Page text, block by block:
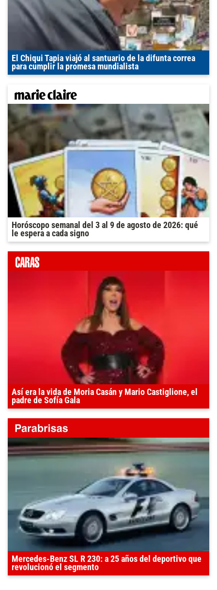
El Chiqui Tapia viajó al santuario de la difunta correa
para cumplir la promesa mundialista
Horóscopo semanal del 3 al 9 de agosto de 2026: qué
le espera a cada signo
Así era la vida de Moria Casán y Mario Castiglione, el
padre de Sofía Gala
Mercedes-Benz SL R 230: a 25 años del deportivo que
revolucionó el segmento